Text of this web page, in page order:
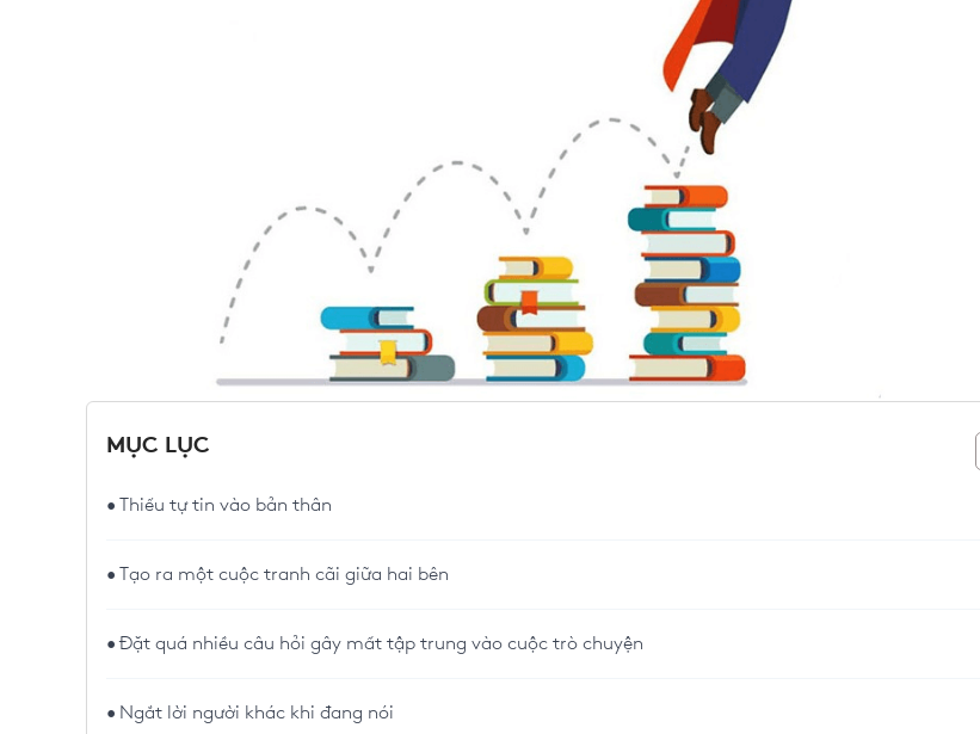
MỤC LỤC
Thiếu tự tin vào bản thân
Tạo ra một cuộc tranh cãi giữa hai bên
Đặt quá nhiều câu hỏi gây mất tập trung vào cuộc trò chuyện
Ngắt lời người khác khi đang nói